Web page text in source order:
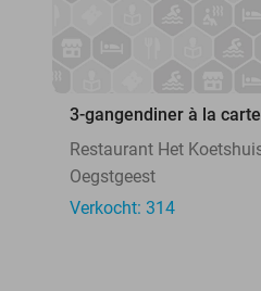
3-gangendiner à la carte
Oegstgeest
Verkocht: 314